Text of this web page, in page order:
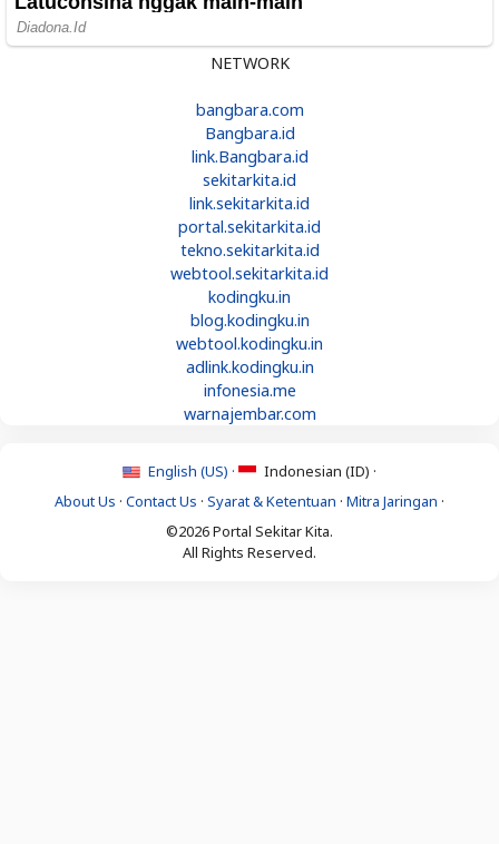
NETWORK
bangbara.com
Bangbara.id
link.Bangbara.id
sekitarkita.id
link.sekitarkita.id
portal.sekitarkita.id
tekno.sekitarkita.id
webtool.sekitarkita.id
kodingku.in
blog.kodingku.in
webtool.kodingku.in
adlink.kodingku.in
infonesia.me
warnajembar.com
English (US) ·
Indonesian (ID) ·
About Us · Contact Us · Syarat & Ketentuan · Mitra Jaringan ·
©2026 Portal Sekitar Kita.
All Rights Reserved.